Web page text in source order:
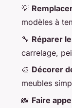
💡
modèles à
🔧 Réparer
carrelage,
🎨 Décorer
meubles
📸 Faire